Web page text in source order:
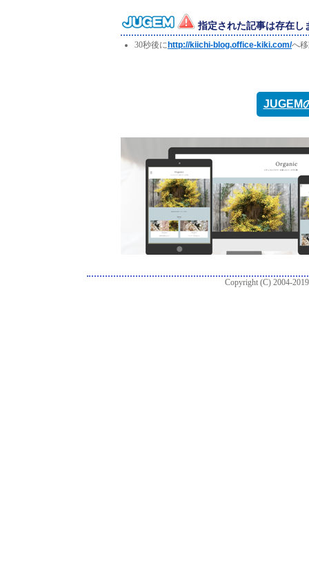
指定された記事は存在し
30秒後に http://kiichi-blog.office-kiki.com/へ
JUGEM
Copyright (C) 2004-